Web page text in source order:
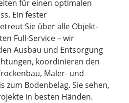
für einen optimalen
Ein fester
Sie über alle Objekt-
Full-Service – wir
Ausbau und Entsorgung
koordinieren den
Maler- und
zum Bodenbelag. Sie sehen,
in besten Händen.